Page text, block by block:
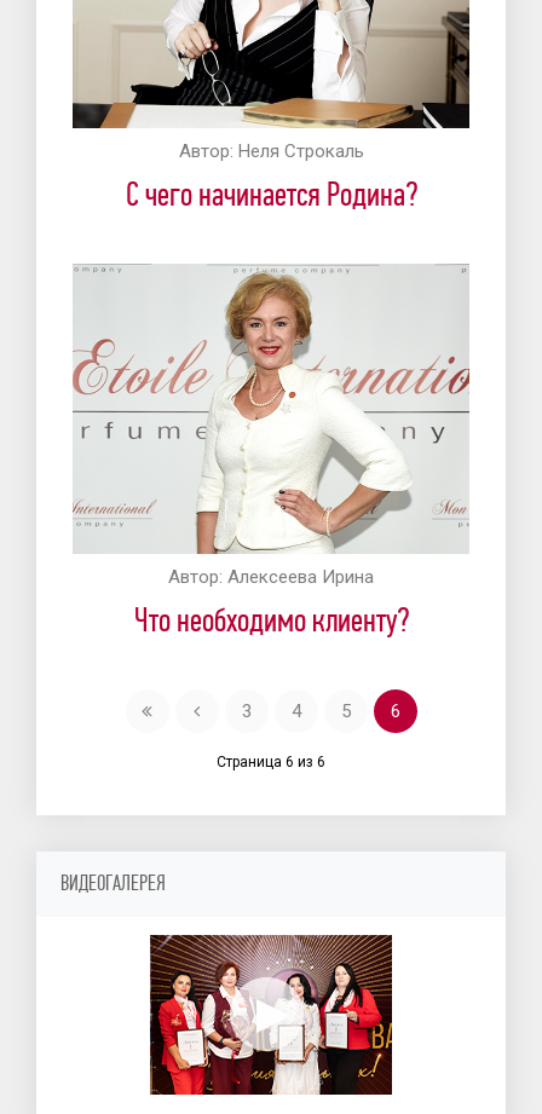
Автор: Неля Строкаль
С чего начинается Родина?
Автор: Алексеева Ирина
Что необходимо клиенту?
3 4 5 6
Страница 6 из 6
ВИДЕОГАЛЕРЕЯ